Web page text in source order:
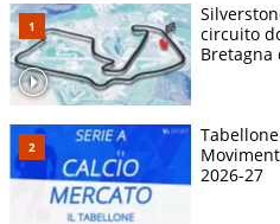
circuito
2026-27